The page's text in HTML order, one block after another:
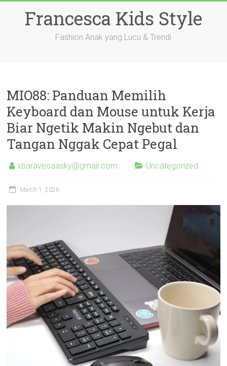
contentFrancesca Kids Style
Fashion Anak yang Lucu & Trendi
MIO88: Panduan Memilih
Keyboard dan Mouse untuk Kerja
Biar Ngetik Makin Ngebut dan
Tangan Nggak Cepat Pegal
xbaravecaasky@gmail.com Uncategorized
March 1, 2026